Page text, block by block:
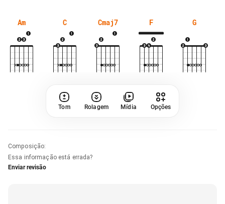
Am C Cmaj7 F G
Tom Rolagem Mídia Opções
Composição:
Essa informação está errada?
Enviar revisão